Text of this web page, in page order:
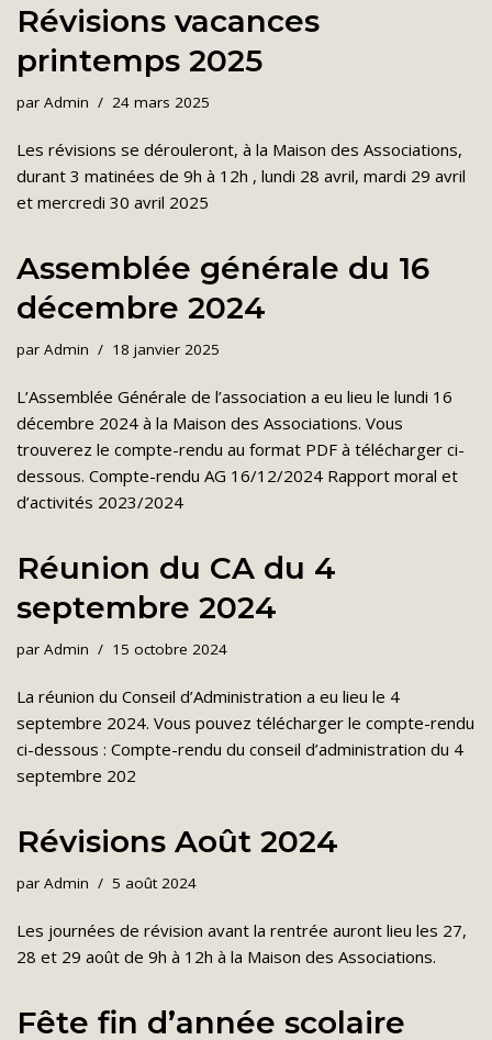
Révisions vacances
printemps 2025
par Admin 24 mars 2025
Les révisions se dérouleront, à la Maison des Associations,
durant 3 matinées de 9h à 12h , lundi 28 avril, mardi 29 avril
et mercredi 30 avril 2025
Assemblée générale du 16
décembre 2024
par Admin 18 janvier 2025
L’Assemblée Générale de l’association a eu lieu le lundi 16
décembre 2024 à la Maison des Associations. Vous
trouverez le compte-rendu au format PDF à télécharger ci-
dessous. Compte-rendu AG 16/12/2024 Rapport moral et
d’activités 2023/2024
Réunion du CA du 4
septembre 2024
par Admin 15 octobre 2024
La réunion du Conseil d’Administration a eu lieu le 4
septembre 2024. Vous pouvez télécharger le compte-rendu
ci-dessous : Compte-rendu du conseil d’administration du 4
septembre 202
Révisions Août 2024
par Admin 5 août 2024
Les journées de révision avant la rentrée auront lieu les 27,
28 et 29 août de 9h à 12h à la Maison des Associations.
Fête fin d’année scolaire